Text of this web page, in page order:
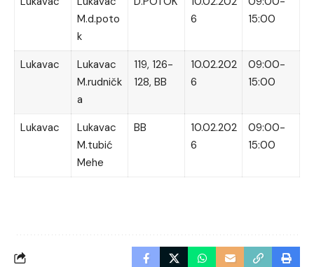
M.d.poto
k
6
15:00
Lukavac
Lukavac
M.rudničk
a
119, 126-
128, BB
10.02.202
6
09:00-
15:00
Lukavac
Lukavac
M.tubić
Mehe
BB
10.02.202
6
09:00-
15:00